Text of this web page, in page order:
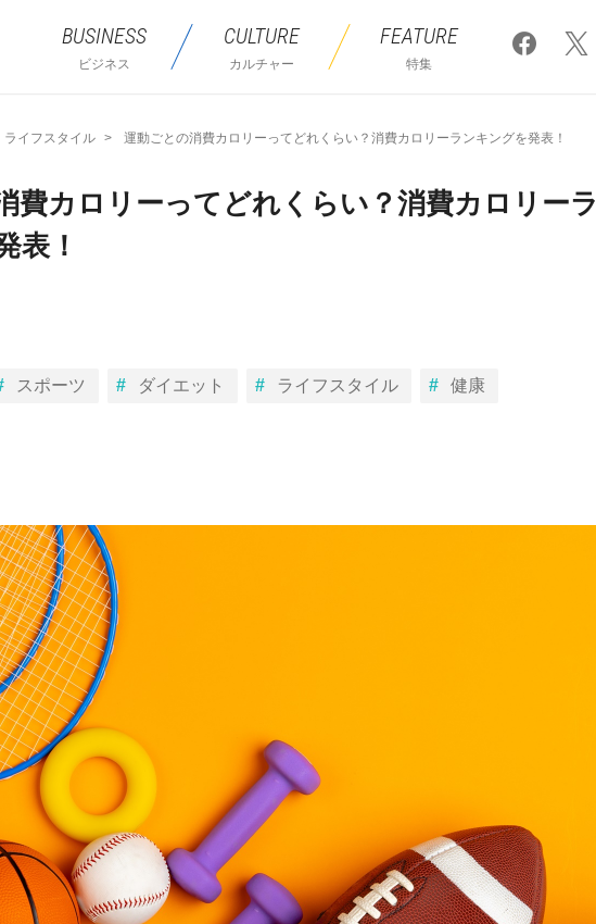
BUSINESS
ビジネス
CULTURE
カルチャー
FEATURE
特集
ライフスタイル 運動ごとの消費カロリーってどれくらい？消費カロリーランキングを発表！
費カロリーってどれくらい？消費カロリーラ
表！
スポーツ ダイエット ライフスタイル 健康